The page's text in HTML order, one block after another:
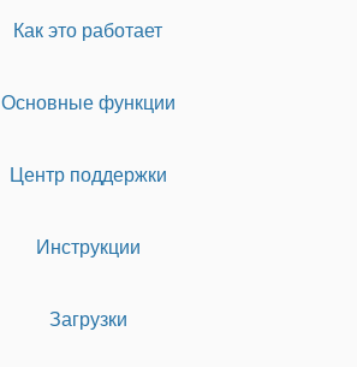
Как это работает
Основные функции
Центр поддержки
Инструкции
Загрузки